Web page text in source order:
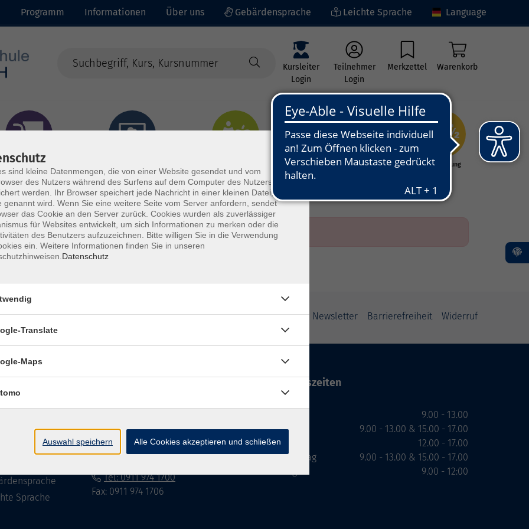
Programm Informationen Über uns Gebärdensprache Leichte Sprache Language
Kursleiter
Login
Teilnehmer
Login
Merkzettel Warenkorb
- Integration
Kunst - Kultur -
Grundbildung
Impressum Datenschutzerklärung AGB Newsletter Barrierefreiheit Widerruf
Sprache
90762 Fürth
info@vhs-fuerth.de
Tel: 0911 974 1700
Fax: 0911 974 1706
Öffnungszeiten
Dienstag
Mittwoch
Donnerstag
9.00 - 13.00
9.00 - 13.00 & 15.00 - 17.00
12.00 - 17.00
9.00 - 13.00 & 15.00 - 17.00
9.00 - 12:00
sind kleine Datenmengen, die von einer Website gesendet und vom
des Nutzers während des Surfens auf dem Computer des Nutzers
werden. Ihr Browser speichert jede Nachricht in einer kleinen Datei, die
genannt wird. Wenn Sie eine weitere Seite vom Server anfordern, sendet
das Cookie an den Server zurück. Cookies wurden als zuverlässiger
für Websites entwickelt, um sich Informationen zu merken oder die
des Benutzers aufzuzeichnen. Bitte willigen Sie in die Verwendung
ein. Weitere Informationen finden Sie in unseren
Datenschutz
×
Translate
Maps
Auswahl speichern Alle Cookies akzeptieren und schließen